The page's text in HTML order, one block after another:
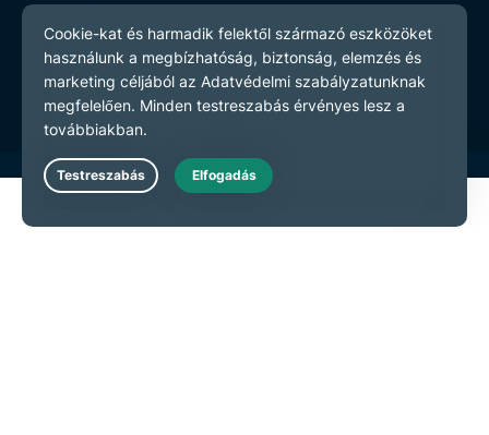
Adatvédelmi szabályzatot
Szerződési feltételeket
Cookie preferenciák